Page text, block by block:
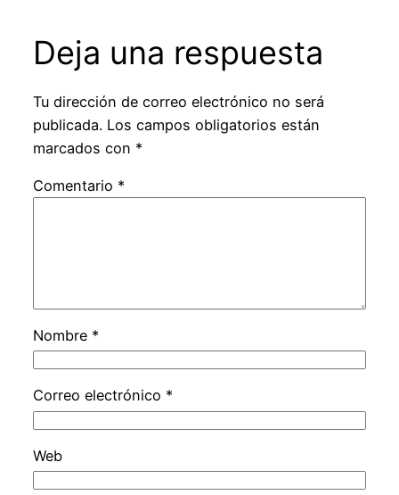
Deja una respuesta
Tu dirección de correo electrónico no será
publicada. Los campos obligatorios están
marcados con *
Comentario *
Nombre *
Correo electrónico *
Web